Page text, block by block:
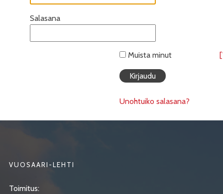
Salasana
Muista minut
Unohtuiko salasana?
VUOSAARI-LEHTI
Toimitus: